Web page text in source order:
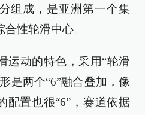
组成，是亚洲第一个集
性轮滑中心。
运动的特色，采用“轮滑
是两个“6”融合叠加，像
配置也很“6”，赛道依据